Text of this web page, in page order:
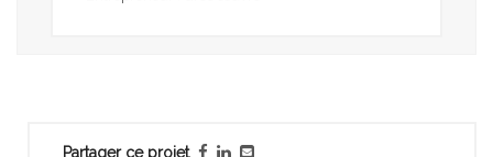
Partager ce projet